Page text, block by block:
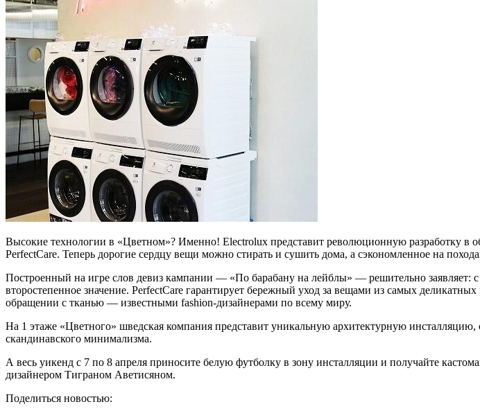
Высокие технологии в «Цветном»? Именно! Electrolux представит революционную разработку
PerfectCare. Теперь дорогие сердцу вещи можно стирать и сушить дома, а сэкономленное на
Построенный на игре слов девиз кампании — «По барабану на лейблы» — решительно заявляет:
второстепенное значение. PerfectCare гарантирует бережный уход за вещами из самых
обращении с тканью — известными fashion-дизайнерами по всему миру.
На 1 этаже «Цветного» шведская компания представит уникальную архитектурную
скандинавского минимализма.
А весь уикенд с 7 по 8 апреля приносите белую футболку в зону инсталляции и получайте
дизайнером Тиграном Аветисяном.
Поделиться новостью: